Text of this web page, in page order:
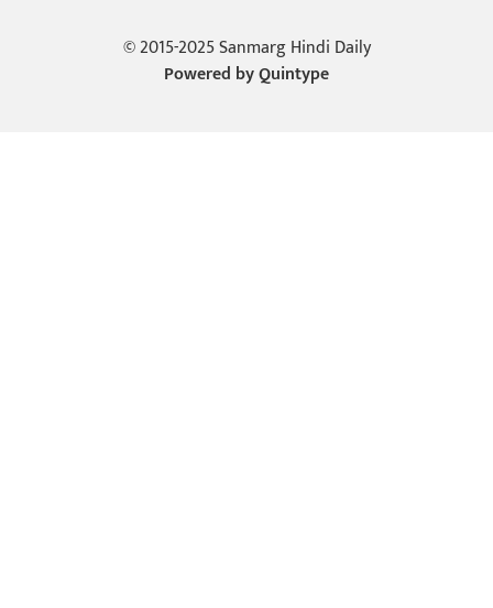
© 2015-2025 Sanmarg Hindi Daily
Powered byQuintype